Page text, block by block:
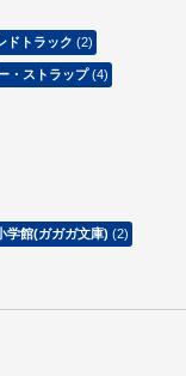
ドトラック (2)
・ストラップ(4)
学館(ガガガ文庫) (2)